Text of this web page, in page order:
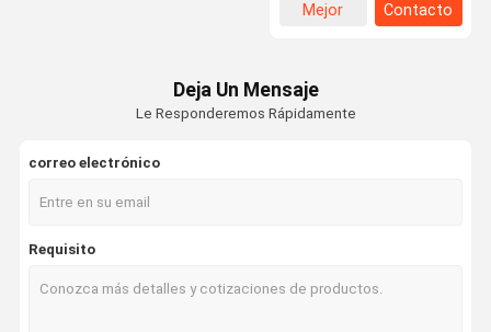
Todos Los
Solicitar Una
lámina de plástico corrugado
hoja hueco del polipropileno
Mejor
Contacto
Deja Un Mensaje
Le Responderemos Rápidamente
correo electrónico
Requisito